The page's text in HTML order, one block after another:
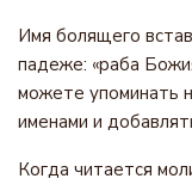
Имя болящего
падеже: «раба
можете упоминать
именами и
Когда читается